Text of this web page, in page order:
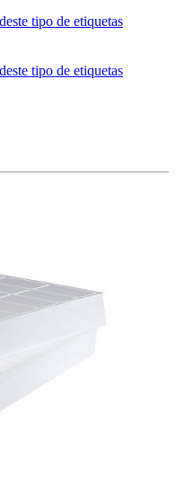
tipo de etiquetas
tipo de etiquetas